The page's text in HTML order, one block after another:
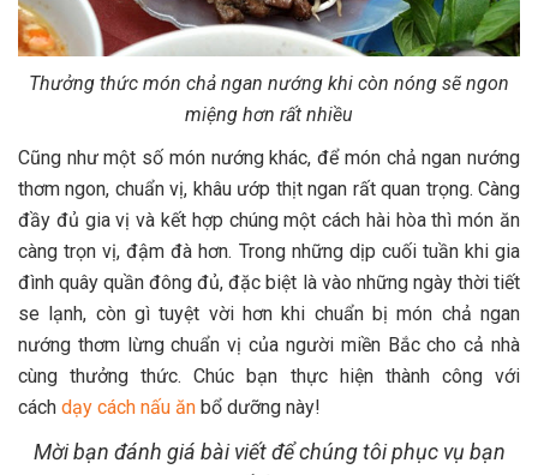
Thưởng thức món chả ngan nướng khi còn nóng sẽ ngon
miệng hơn rất nhiều
Cũng như một số món nướng khác, để món chả ngan nướng
thơm ngon, chuẩn vị, khâu ướp thịt ngan rất quan trọng. Càng
đầy đủ gia vị và kết hợp chúng một cách hài hòa thì món ăn
càng trọn vị, đậm đà hơn. Trong những dịp cuối tuần khi gia
đình quây quần đông đủ, đặc biệt là vào những ngày thời tiết
se lạnh, còn gì tuyệt vời hơn khi chuẩn bị món chả ngan
nướng thơm lừng chuẩn vị của người miền Bắc cho cả nhà
cùng thưởng thức. Chúc bạn thực hiện thành công với
cách dạy cách nấu ăn bổ dưỡng này!
Mời bạn đánh giá bài viết để chúng tôi phục vụ bạn